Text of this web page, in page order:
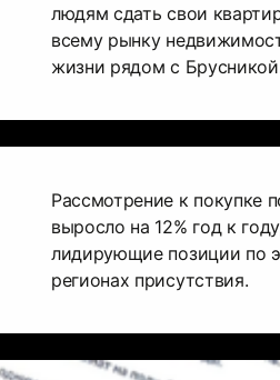
людям сдать свои
всему рынку
жизни рядом с
Рассмотрение к покупке
выросло на 12% год к
лидирующие позиции по
регионах присутствия.